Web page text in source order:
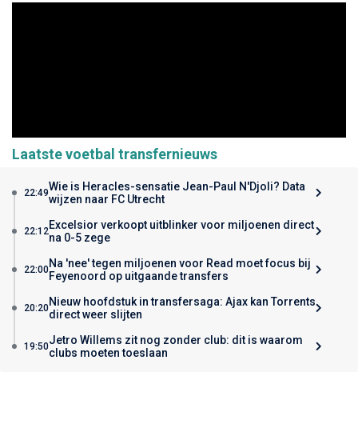
Laatste voetbal transfernieuws
22:49Wie is Heracles-sensatie Jean-Paul N'Djoli? Data
wijzen naar FC Utrecht
22:12Excelsior verkoopt uitblinker voor miljoenen direct
na 0-5 zege
22:00Na 'nee' tegen miljoenen voor Read moet focus bij
Feyenoord op uitgaande transfers
20:20Nieuw hoofdstuk in transfersaga: Ajax kan Torrents
direct weer slijten
19:50Jetro Willems zit nog zonder club: dit is waarom
clubs moeten toeslaan